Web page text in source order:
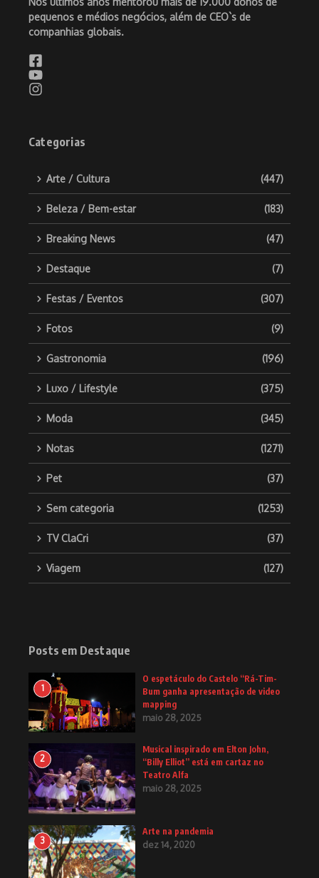
pequenos e médios negócios, além de CEO`s de
companhias globais.
Categorias
Arte / Cultura (447)
Beleza / Bem-estar (183)
Breaking News (47)
Destaque (7)
Festas / Eventos (307)
Fotos (9)
Gastronomia (196)
Luxo / Lifestyle (375)
Moda (345)
Notas (1271)
Pet (37)
Sem categoria (1253)
TV ClaCri (37)
Viagem (127)
Posts em Destaque
1
O espetáculo do Castelo “Rá-Tim-
Bum ganha apresentação de video
mapping
maio 28, 2025
2
Musical inspirado em Elton John,
“Billy Elliot” está em cartaz no
Teatro Alfa
maio 28, 2025
3
Arte na pandemia
dez 14, 2020